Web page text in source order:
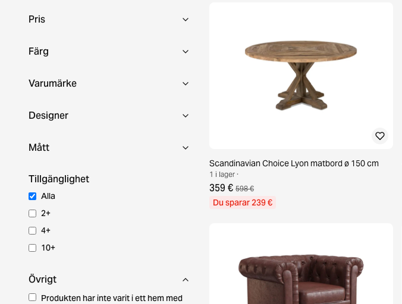
Pris
Färg
Varumärke
Designer
Mått
Tillgänglighet
Alla
2+
4+
10+
Övrigt
Produkten har inte varit i ett hem med
Scandinavian Choice Lyon matbord ø 150 cm
1 i lager ·
359 € 598 €
Du sparar 239 €